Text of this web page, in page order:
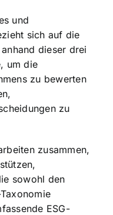
und
sich auf die
dieser drei
um die
zu bewerten
zu
zusammen,
sowohl den
ESG-